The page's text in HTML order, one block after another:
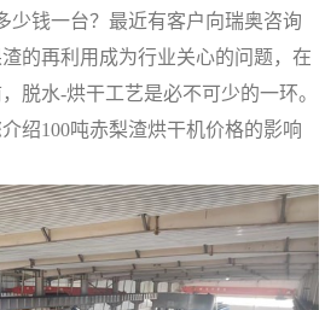
钱一台？最近有客户向瑞奥咨询
的再利用成为行业关心的问题，在
脱水-烘干工艺是必不可少的一环。
绍100吨赤梨渣烘干机价格的影响